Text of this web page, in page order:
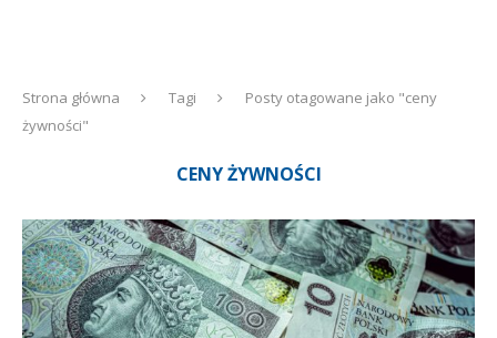
Strona główna Tagi
Posty otagowane jako "ceny
żywności"
CENY ŻYWNOŚCI